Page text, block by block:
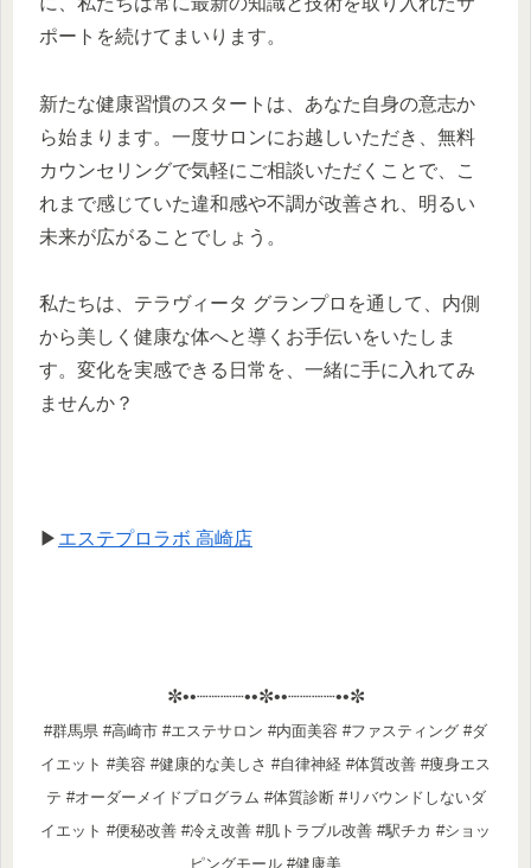
ポートを続けてまいります。
新たな健康習慣のスタートは、あなた自身の意志か
ら始まります。一度サロンにお越しいただき、無料
カウンセリングで気軽にご相談いただくことで、こ
れまで感じていた違和感や不調が改善され、明るい
未来が広がることでしょう。
私たちは、テラヴィータ グランプロを通して、内側
から美しく健康な体へと導くお手伝いをいたしま
す。変化を実感できる日常を、一緒に手に入れてみ
ませんか？
▶ エステプロラボ 高崎店
✼••┈┈┈┈••✼••┈┈┈┈••✼
#群馬県 #高崎市 #エステサロン #内面美容 #ファスティング #ダ
イエット #美容 #健康的な美しさ #自律神経 #体質改善 #痩身エス
テ #オーダーメイドプログラム #体質診断 #リバウンドしないダ
イエット #便秘改善 #冷え改善 #肌トラブル改善 #駅チカ #ショッ
ピングモール #健康美